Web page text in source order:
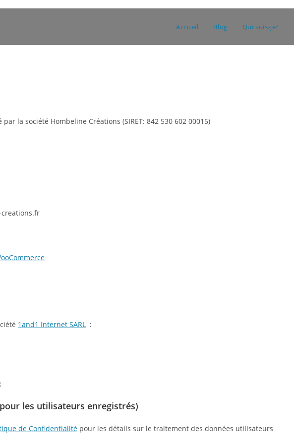
Accueil Blog Qui suis-je?
la société Hombeline Créations (SIRET: 842 530 602 00015)
creations.fr
1and1 Internet SARL :
les utilisateurs enregistrés)
de Confidentialité pour les détails sur le traitement des données utilisateurs